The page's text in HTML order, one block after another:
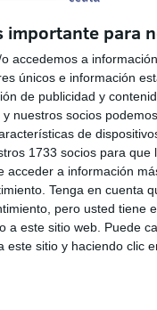
importante para
accedemos a
únicos e información
de publicidad y
nuestros socios
de
1733 socios para
a información
Tenga en cuenta
pero usted tiene
a este sitio web. Puede
sitio y haciendo clic